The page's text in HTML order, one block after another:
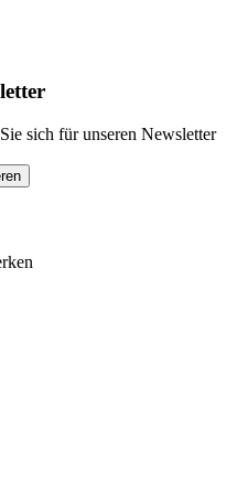
sich für unseren Newsletter